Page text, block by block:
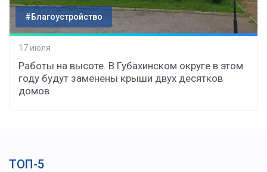
#Благоустройство
17 июля
Работы на высоте. В Губахинском округе в этом
году будут заменены крыши двух десятков
домов
ТОП-5